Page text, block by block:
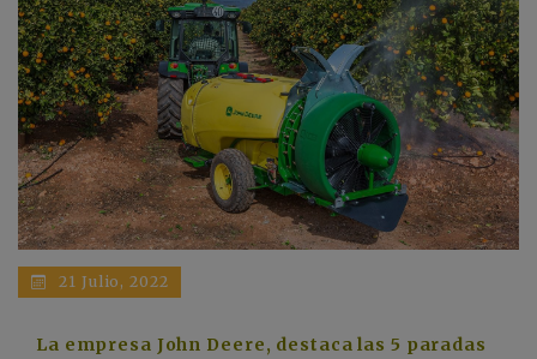
21 Julio, 2022
La empresa John Deere, destaca las 5 paradas